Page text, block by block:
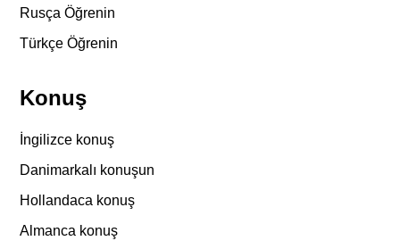
Rusça Öğrenin
Türkçe Öğrenin
Konuş
İngilizce konuş
Danimarkalı konuşun
Hollandaca konuş
Almanca konuş